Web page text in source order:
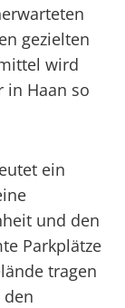
gezielten
wird
in Haan so
ein
und den
Parkplätze
tragen
den